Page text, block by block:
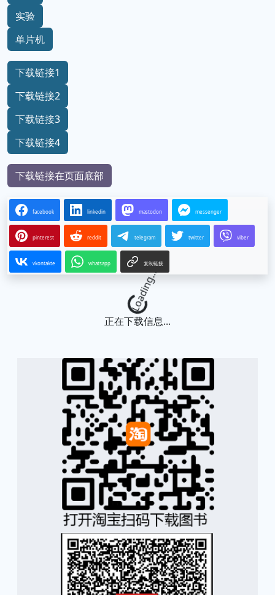
实验
单片机
下载链接1
下载链接2
下载链接3
下载链接4
下载链接在页面底部
facebook linkedin mastodon messenger
pinterest reddit telegram twitter viber
vkontakte whatsapp 复制链接
Loading...
正在下载信息...